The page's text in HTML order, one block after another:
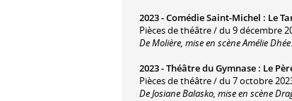
2023 -Comédie Saint-Michel : Le
Pièces de théâtre / du 9 décembre
De Molière, mise en scène Amélie Dhée.
2023 -Théâtre du Gymnase : Le
Pièces de théâtre / du 7 octobre
De Josiane Balasko, mise en scène